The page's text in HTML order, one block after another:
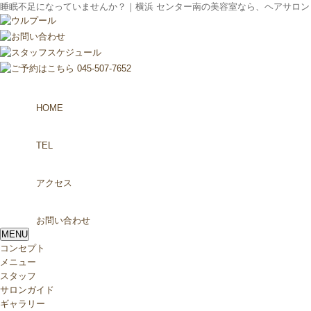
睡眠不足になっていませんか？｜横浜 センター南の美容室なら、ヘアサロン
HOME
TEL
アクセス
お問い合わせ
MENU
コンセプト
メニュー
スタッフ
サロンガイド
ギャラリー